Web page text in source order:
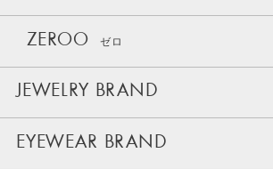
ZEROO ゼロ
JEWELRY BRAND
EYEWEAR BRAND